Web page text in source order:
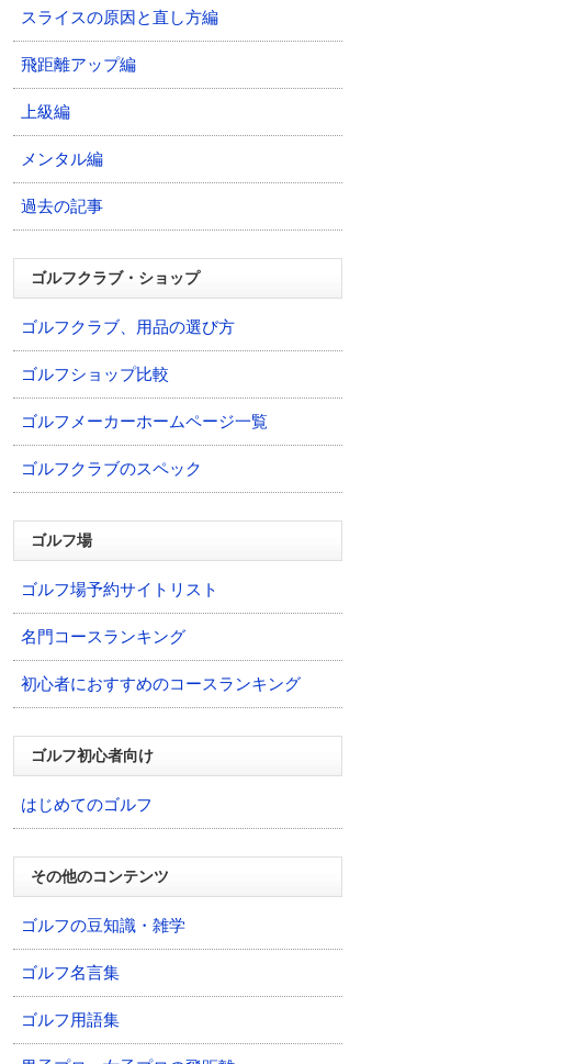
スライスの原因と直し方編
飛距離アップ編
上級編
メンタル編
過去の記事
ゴルフクラブ・ショップ
ゴルフクラブ、用品の選び方
ゴルフショップ比較
ゴルフメーカーホームページ一覧
ゴルフクラブのスペック
ゴルフ場
ゴルフ場予約サイトリスト
名門コースランキング
初心者におすすめのコースランキング
ゴルフ初心者向け
はじめてのゴルフ
その他のコンテンツ
ゴルフの豆知識・雑学
ゴルフ名言集
ゴルフ用語集